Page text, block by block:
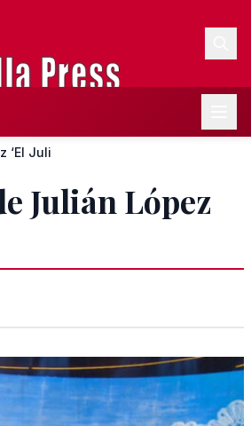
‘El Juli
Julián López